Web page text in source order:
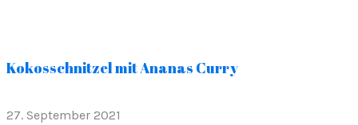
Kokosschnitzel mit Ananas Curry
27. September 2021